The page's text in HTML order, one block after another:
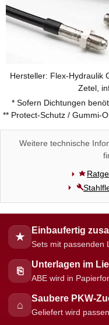
Hersteller: Flex-Hydraulik
Zetel,
* Sofern Dichtungen
** Protect-Schutz / Gummi-
Weitere technische
★
Einbaufertig
Sets mit passenden
⎘
Unterlagen im
ABE wird in
⌂
Saubere PKW-
Geliefert wird